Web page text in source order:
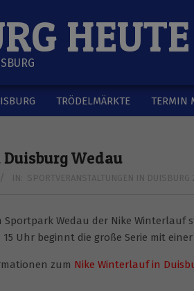
HEUTE
TRÖDELMÄRKTE TERMIN
Wedau
IN: SPORTVERANSTALTUNGEN IN DUISBURG
Sportpark Wedau der Nike
Uhr beginnt die große Serie mit
zum Nike Winterlauf in